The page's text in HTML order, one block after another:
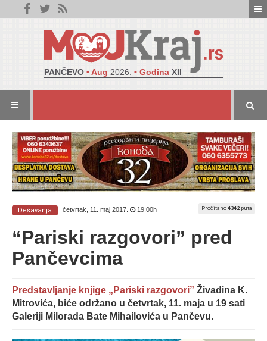
PANČEVO • Aug 2026. • Godina XII
Dešavanja četvrtak, 11. maj 2017. 19:00h Pročitano 4342 puta
“Pariski razgovori” pred
Pančevcima
Predstavljanje knjige „Pariski razgovori” Živadina K.
Mitrovića, biće održano u četvrtak, 11. maja u 19 sati
Galeriji Milorada Bate Mihailovića u Pančevu.